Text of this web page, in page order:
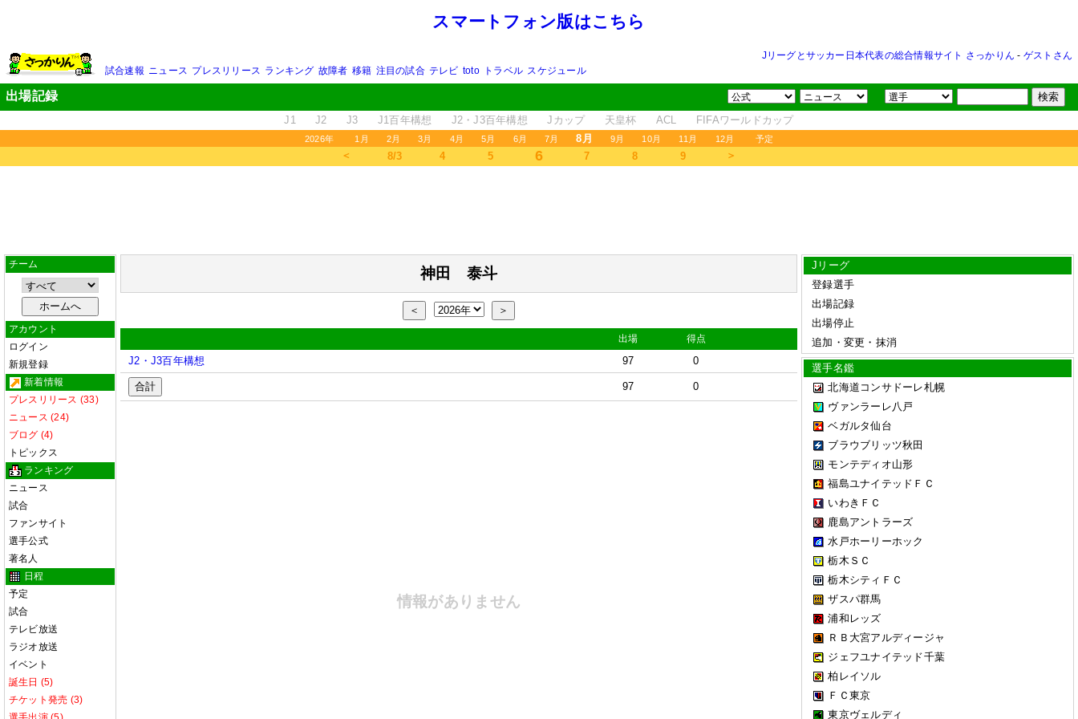
スマートフォン版はこちら
Jリーグとサッカー日本代表の総合情報サイト さっかりん - ゲストさん
試合速報 ニュース プレスリリース ランキング 故障者 移籍 注目の試合 テレビ toto トラベル スケジュール
出場記録
J1 J2 J3 J1百年構想 J2・J3百年構想 Jカップ 天皇杯 ACL FIFAワールドカップ
2026年 1月 2月 3月 4月 5月 6月 7月 8月 9月 10月 11月 12月 予定
＜ 8/3 4 5 6 7 8 9 ＞
チーム
アカウント
ログイン
新規登録
新着情報
プレスリリース (33)
ニュース (24)
ブログ (4)
トピックス
ランキング
ニュース
試合
ファンサイト
選手公式
著名人
日程
予定
試合
テレビ放送
ラジオ放送
イベント
誕生日 (5)
チケット発売 (3)
神田 泰斗
＜ ＞
出場 得点
J2・J3百年構想 97 0
合計 97 0
情報がありません
Jリーグ
登録選手
出場記録
出場停止
追加・変更・抹消
選手名鑑
北海道コンサドーレ札幌
ヴァンラーレ八戸
ベガルタ仙台
ブラウブリッツ秋田
モンテディオ山形
福島ユナイテッドＦＣ
いわきＦＣ
鹿島アントラーズ
水戸ホーリーホック
栃木ＳＣ
栃木シティＦＣ
ザスパ群馬
浦和レッズ
ＲＢ大宮アルディージャ
ジェフユナイテッド千葉
柏レイソル
ＦＣ東京
東京ヴェルディ